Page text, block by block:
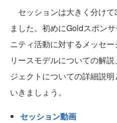
セッションは大きく分け
ました。初めにGoldスポン
ニティ活動に対するメッセ
リースモデルについての解
ジェクトについての詳細説
いきましょう。
セッション動画